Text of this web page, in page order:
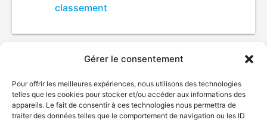
Gérer le consentement
Pour offrir les meilleures expériences, nous utilisons des technologies
telles que les cookies pour stocker et/ou accéder aux informations des
appareils. Le fait de consentir à ces technologies nous permettra de
traiter des données telles que le comportement de navigation ou les ID
classement
classement